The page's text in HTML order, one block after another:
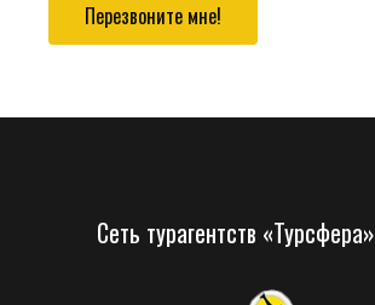
Перезвоните мне!
Сеть турагентств «Турсфера»